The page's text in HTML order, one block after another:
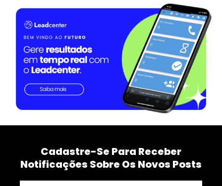
Cadastre-Se Para Receber
Notificações Sobre Os Novos Posts